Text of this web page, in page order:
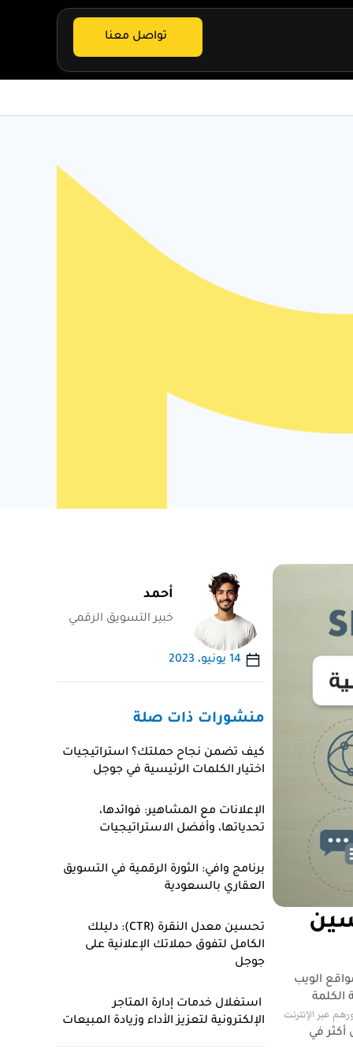
تواصل معنا
الويب
عبر الإنترنت
في
أحمد
خبير التسويق الرقمي
14 يونيو، 2023
منشورات ذات صلة
كيف تضمن نجاح حملتك؟ استراتيجيات
اختيار الكلمات الرئيسية في جوجل
الإعلانات مع المشاهير: فوائدها،
تحدياتها، وأفضل الاستراتيجيات
برنامج وافي: الثورة الرقمية في التسويق
العقاري بالسعودية
تحسين معدل النقرة (CTR): دليلك
الكامل لتفوق حملاتك الإعلانية على
جوجل
استغلال خدمات إدارة المتاجر
الإلكترونية لتعزيز الأداء وزيادة المبيعات